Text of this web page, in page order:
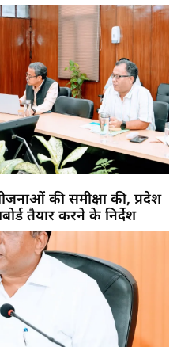
की समीक्षा की, प्रदेश
तैयार करने के निर्देश